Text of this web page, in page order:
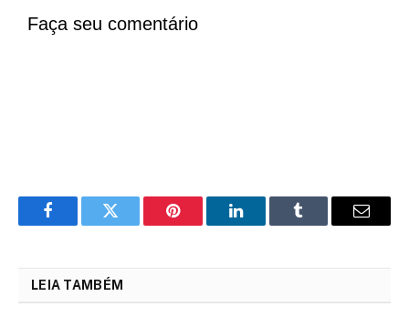
Faça seu comentário
FacebookTwitter Pinterest LinkedInTumblr Email
LEIA TAMBÉM